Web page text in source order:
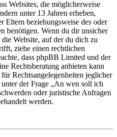
Websites, die möglicherweise
unter 13 Jahren erheben,
Eltern beziehungsweise des oder
benötigen. Wenn du dir unsicher
Website, auf der du dich zu
ziehe einen rechtlichen
dass phpBB Limited und der
Rechtsberatung anbieten kann
Rechtsangelegenheiten jeglicher
der Frage „An wen soll ich
oder juristische Anfragen
werden.